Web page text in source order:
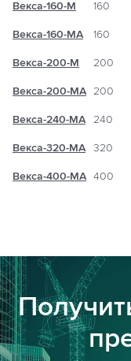
Векса-160-М 160
Векса-160-МА 160
Векса-200-М 200
Векса-200-МА 200
Векса-240-МА 240
Векса-320-МА 320
Векса-400-МА 400